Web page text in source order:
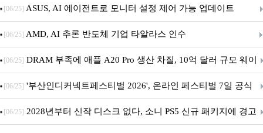
아의 용사’ 재개최 및 풍성한 기념 이벤트 실시!
[06/25] ASUS, AI 에이전트로 모니터 설정 제어 가능 업데이트
[06/25] AMD, AI 추론 반도체 기업 타알라스 인수
[06/25] DRAM 부족에 애플 A20 Pro 생산 차질, 10억 달러 규모 웨이
퍼 대기
[06/25] '부산인디커넥트페스티벌 2026', 온라인 페스티벌 7일 공식
개막... 22일간 진행
[06/25] 2028년부터 신작 디스크 없다, 소니 PS5 신규 패키지에 경고